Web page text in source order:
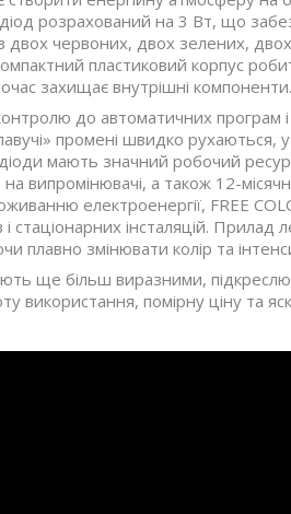
розрахований на 3 Вт, що
двох червоних, двох зелених,
пластиковий корпус
захищає внутрішні компоненти.
до автоматичних програм
промені швидко рухаються,
мають значний робочий
випромінювачі, а також 12-
електроенергії, FREE
інсталяцій. Прилад
змінювати колір та
ще більш виразними,
використання, помірну ціну та